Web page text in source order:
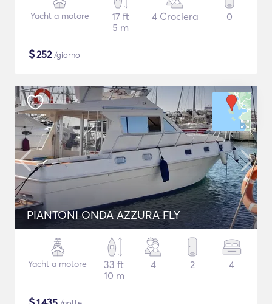
Yacht a motore
17 ft
5 m
4 Crociera 0
$252/giorno
PIANTONI ONDA AZZURA FLY
Yacht a motore
33 ft
10 m
4 2 4